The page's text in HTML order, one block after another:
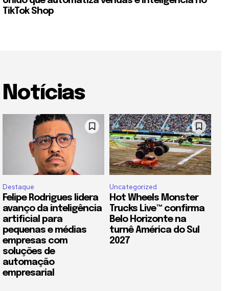
TikTok Shop
Notícias
Destaque
Felipe Rodrigues lidera
avanço da inteligência
artificial para
pequenas e médias
empresas com
soluções de
automação
empresarial
Uncategorized
Hot Wheels Monster
Trucks Live™ confirma
Belo Horizonte na
turnê América do Sul
2027